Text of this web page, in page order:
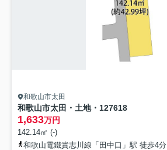
和歌山市太田
和歌山市太田・土地・127618
1,633万円
142.14㎡ (-)
和歌山電鐵貴志川線「田中口」駅 徒歩4分